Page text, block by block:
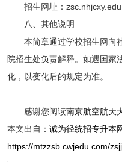
招生网址：
八、其他说明
本简章通过学校招生网向
院招生处负责解释。如遇国家
化，以变化后的规定为准。
感谢您阅读南京航空航天
本文出自： 诚为径统招专升本
https://mtzzsb.cwjedu.com/